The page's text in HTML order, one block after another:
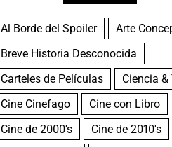
Al Borde del Spoiler
Arte
Breve Historia Desconocida
Carteles de Películas
Ciencia &
Cine Cinefago
Cine con Libro
Cine de 2000's
Cine de 2010's